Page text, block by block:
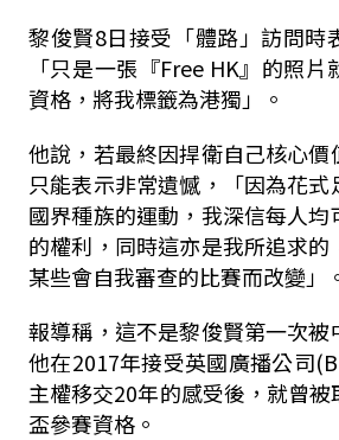
黎俊賢8日接受「體路」訪問時
「只是一張『Free HK』的照
資格，將我標籤為港獨」。
他說，若最終因捍衛自己核心價
只能表示非常遺憾，「因為花
國界種族的運動，我深信每人
的權利，同時這亦是我所追求
某些會自我審查的比賽而改變」
報導稱，這不是黎俊賢第一次被
他在2017年接受英國廣播公司
主權移交20年的感受後，就曾
盃參賽資格。